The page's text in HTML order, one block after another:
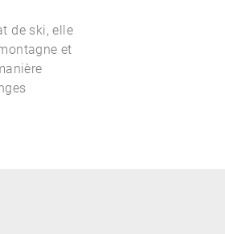
de ski, elle
et